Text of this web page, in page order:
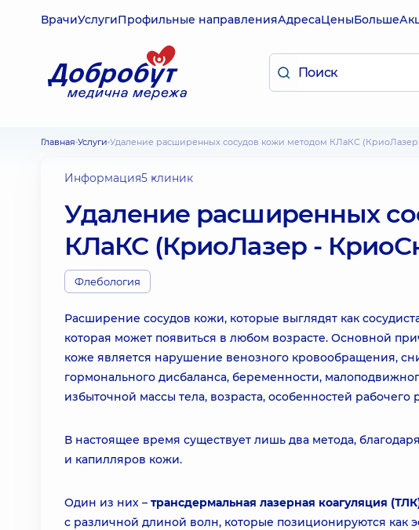
ВрачиУслугиПрофильные направленияАдресаЦеныБольше
Главная Услуги Удаление расширенных сосудов кожи методом КЛаКС
Информация5 клиник
Удаление расширенных
КЛаКС (КриоЛазер -
Флебология
Расширение сосудов кожи, которые выглядят как
которая может появиться в любом возрасте. Основной
коже является нарушение венозного кровообращения,
гормонального дисбаланса, беременности,
избыточной массы тела, возраста, особенностей рабочего
В настоящее время существует лишь два метода,
и капилляров кожи.
Один из них – трансдермальная лазерная коагуляция
с различной длиной волн, которые позиционируются как